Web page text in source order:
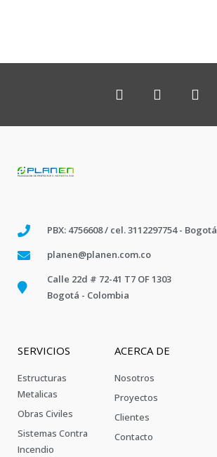
PBX: 4756608 / cel. 3112297754 - Bogotá
planen@planen.com.co
Calle 22d # 72-41 T7 OF 1303
Bogotá - Colombia
SERVICIOS
Estructuras
Metalicas
Obras Civiles
Sistemas Contra
Incendio
ACERCA DE
Nosotros
Proyectos
Clientes
Contacto